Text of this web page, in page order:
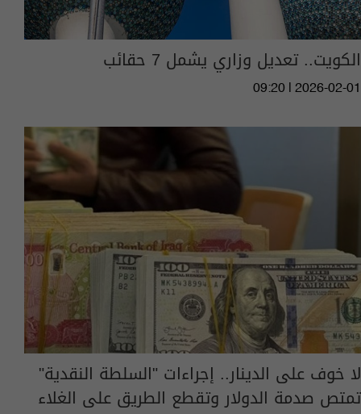
الكويت.. تعديل وزاري يشمل 7 حقائب
09:20 | 2026-02-01
لا خوف على الدينار.. إجراءات "السلطة النقدية"
تمتص صدمة الدولار وتقطع الطريق على الغلاء